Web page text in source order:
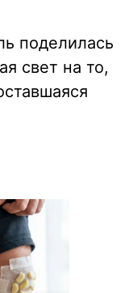
поделилась
свет на то,